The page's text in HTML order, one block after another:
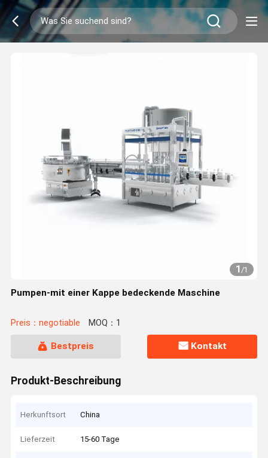
1/1
Pumpen-mit einer Kappe bedeckende Maschine
Preis：negotiable MOQ：1
Bestpreis Kontakt
Produkt-Beschreibung
Herkunftsort China
Lieferzeit 15-60 Tage